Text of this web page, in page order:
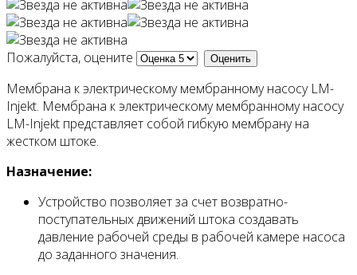
Пожалуйста, оцените
Мембрана к электрическому мембранному насосу LM-
Injekt. Мембрана к электрическому мембранному насосу
LM-Injekt представляет собой гибкую мембрану на
жестком штоке.
Назначение:
Устройство позволяет за счет возвратно-
поступательных движений штока создавать
давление рабочей среды в рабочей камере насоса
до заданного значения.